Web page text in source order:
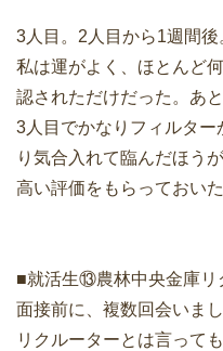
3人目。2人目から1週間後
私は運がよく、ほとんど
認されただけだった。あ
3人目でかなりフィルタ
り気合入れて臨んだほう
高い評価をもらっておい
■就活生⑬農林中央金庫リ
面接前に、複数回会いまし
リクルーターとは言って